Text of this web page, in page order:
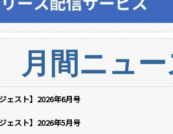
月間ニュ
ェスト】2026年6月号
ェスト】2026年5月号